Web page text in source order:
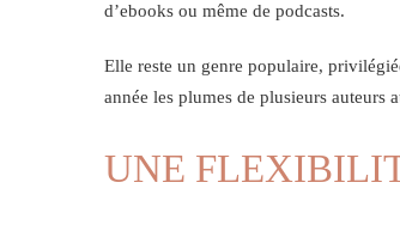
d’ebooks ou même de podcasts.
Elle reste un genre populaire,
année les plumes de plusieurs auteurs
UNE